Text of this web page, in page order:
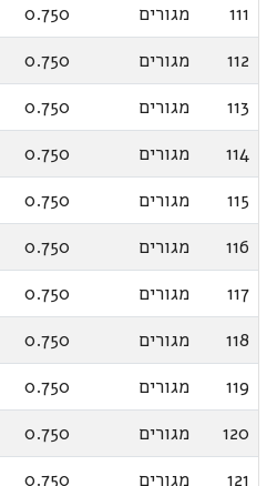
111
מגורים 0.750
112
מגורים 0.750
113
מגורים 0.750
114
מגורים 0.750
115
מגורים 0.750
116
מגורים 0.750
117
מגורים 0.750
118
מגורים 0.750
119
מגורים 0.750
120
מגורים 0.750
121
מגורים 0.750